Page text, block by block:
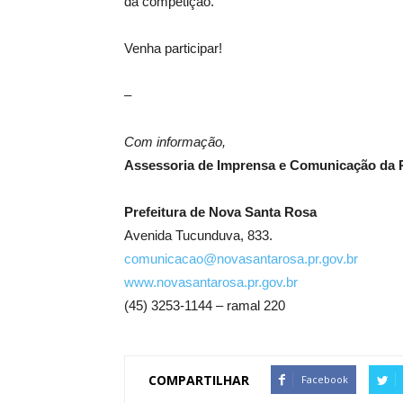
Venha participar!
–
Com informação,
Assessoria de Imprensa e Comunicação da
Prefeitura de Nova Santa Rosa
Avenida Tucunduva, 833.
comunicacao@novasantarosa.pr.gov.br
www.novasantarosa.pr.gov.br
(45) 3253-1144 – ramal 220
COMPARTILHAR Facebook